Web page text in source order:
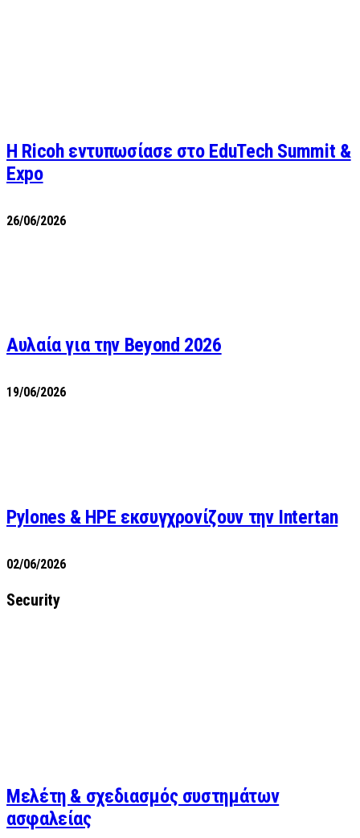
Η Ricoh εντυπωσίασε στο EduTech Summit &
Expo
26/06/2026
Αυλαία για την Beyond 2026
19/06/2026
Pylones & HPE εκσυγχρονίζουν την Intertan
02/06/2026
Security
Μελέτη & σχεδιασμός συστημάτων
ασφαλείας